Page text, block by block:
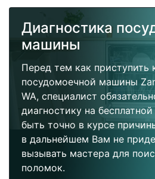
Диагностика
машины
Перед тем как приступить
посудомоечной машины
WA, специалист
диагностику на
быть точно в курсе
в дальнейшем Вам не
вызывать мастера для
поломок.